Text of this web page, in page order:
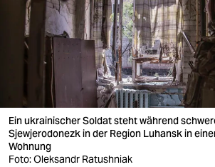
wahrheit
verlag
veranstaltungen
shop
Ein ukrainischer Soldat steht während
Sjewjerodonezk in der Region Luhansk in
Wohnung
Foto: Oleksandr Ratushniak